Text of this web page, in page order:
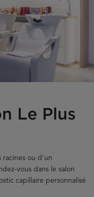
Le Plus
ou d’un
vous dans le salon
capillaire personnalisé